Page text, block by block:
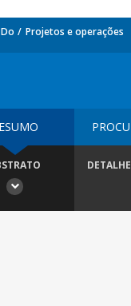
Projetos e operações